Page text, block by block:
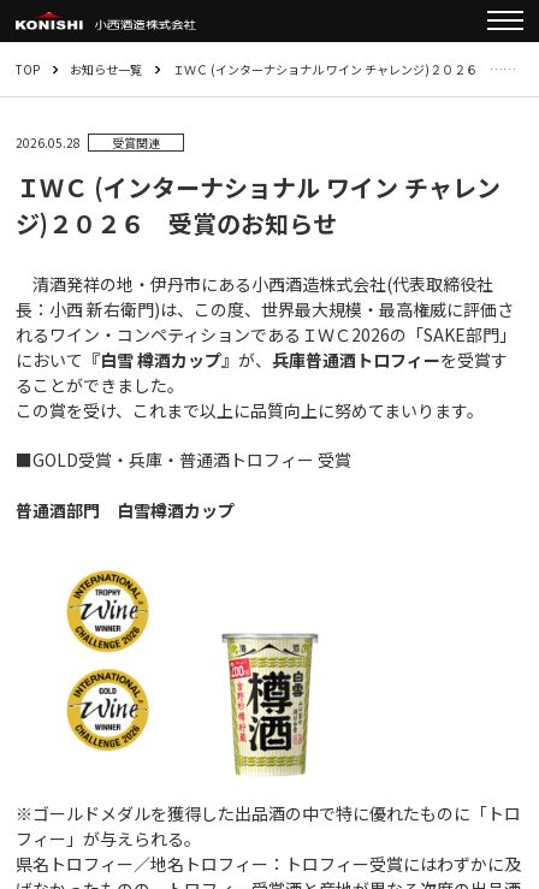
TOP お知らせ一覧 ＩＷＣ (インターナショナル ワイン チャレンジ)２０２６ ……
2026.05.28 受賞関連
ＩＷＣ (インターナショナル ワイン チャレン
ジ)２０２６ 受賞のお知らせ
清酒発祥の地・伊丹市にある小西酒造株式会社(代表取締役社
長：小西 新右衛門)は、この度、世界最大規模・最高権威に評価さ
れるワイン・コンペティションであるＩＷＣ2026の「SAKE部門」
において 『白雪 樽酒カップ』が、 兵庫普通酒トロフィーを受賞す
ることができました。
この賞を受け、これまで以上に品質向上に努めてまいります。
■GOLD受賞・兵庫・普通酒トロフィー 受賞
普通酒部門 白雪樽酒カップ
※ゴールドメダルを獲得した出品酒の中で特に優れたものに「トロ
フィー」が与えられる。
県名トロフィー／地名トロフィー：トロフィー受賞にはわずかに及